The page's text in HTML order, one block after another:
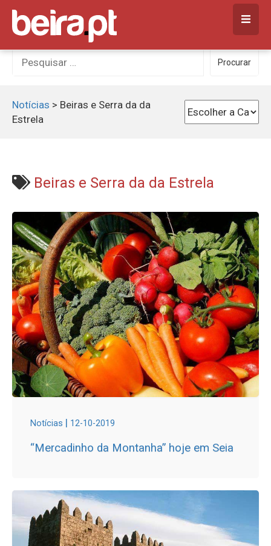
Skip
content
Procurar
por:
Procurar
Notícias > Beiras e Serra da da
Estrela
Beiras e Serra da da Estrela
Notícias | 12-10-2019
“Mercadinho da Montanha” hoje em Seia